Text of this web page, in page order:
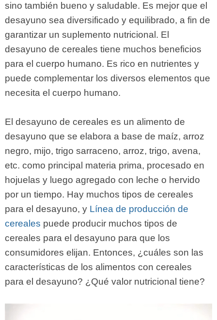
sino también bueno y saludable. Es mejor que el
desayuno sea diversificado y equilibrado, a fin de
garantizar un suplemento nutricional. El
desayuno de cereales tiene muchos beneficios
para el cuerpo humano. Es rico en nutrientes y
puede complementar los diversos elementos que
necesita el cuerpo humano.
El desayuno de cereales es un alimento de
desayuno que se elabora a base de maíz, arroz
negro, mijo, trigo sarraceno, arroz, trigo, avena,
etc. como principal materia prima, procesado en
hojuelas y luego agregado con leche o hervido
por un tiempo. Hay muchos tipos de cereales
para el desayuno, y Línea de producción de
cereales puede producir muchos tipos de
cereales para el desayuno para que los
consumidores elijan. Entonces, ¿cuáles son las
características de los alimentos con cereales
para el desayuno? ¿Qué valor nutricional tiene?